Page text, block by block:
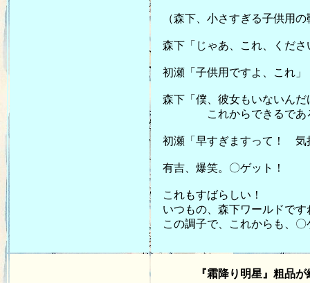
（森下、小さすぎる子供用の
森下「じゃあ、これ、くださ
初瀬「子供用ですよ、これ」
森下「僕、彼女もいないんだ
これからできるであろう
初瀬「早すぎますって！ 気
有吉、爆笑。〇ゲット！
これもすばらしい！
いつもの、森下ワールドです
この調子で、これからも、〇
『霜降り明星』粗品が絶